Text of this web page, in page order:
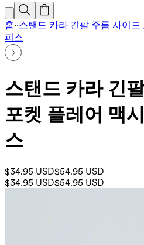
홈··스탠드 카라 긴팔 주름 사이
피스
스탠드 카라 긴
포켓 플레어 맥
스
$34.95 USD$54.95 USD
$34.95 USD$54.95 USD